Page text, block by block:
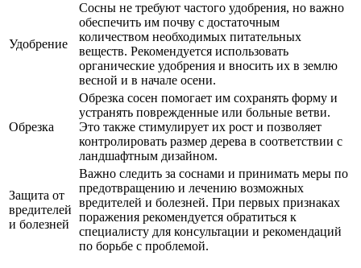
Удобрение
Сосны не требуют частого удобрения, но важно
обеспечить им почву с достаточным
количеством необходимых питательных
веществ. Рекомендуется использовать
органические удобрения и вносить их в землю
весной и в начале осени.
Обрезка
Обрезка сосен помогает им сохранять форму и
устранять поврежденные или больные ветви.
Это также стимулирует их рост и позволяет
контролировать размер дерева в соответствии с
ландшафтным дизайном.
Защита от
вредителей
и болезней
Важно следить за соснами и принимать меры по
предотвращению и лечению возможных
вредителей и болезней. При первых признаках
поражения рекомендуется обратиться к
специалисту для консультации и рекомендаций
по борьбе с проблемой.